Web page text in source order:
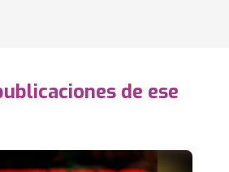
de ese